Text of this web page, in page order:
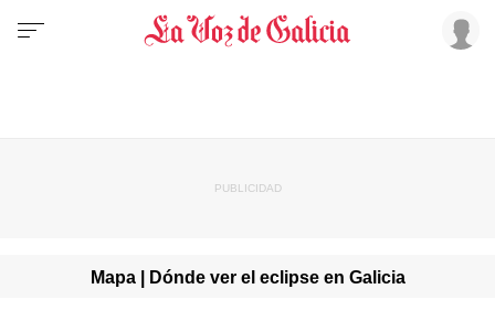
Mapa | Dónde ver el eclipse en Galicia